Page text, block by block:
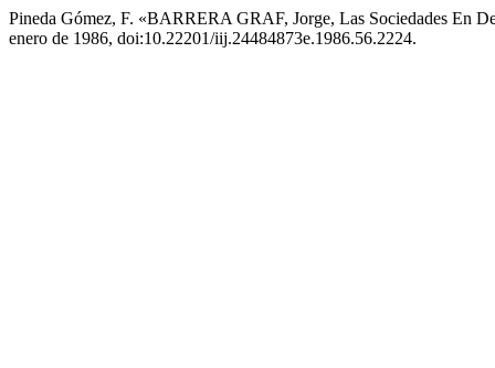
Pineda Gómez, F. «BARRERA GRAF, Jorge, Las Sociedades En
enero de 1986, doi:10.22201/iij.24484873e.1986.56.2224.